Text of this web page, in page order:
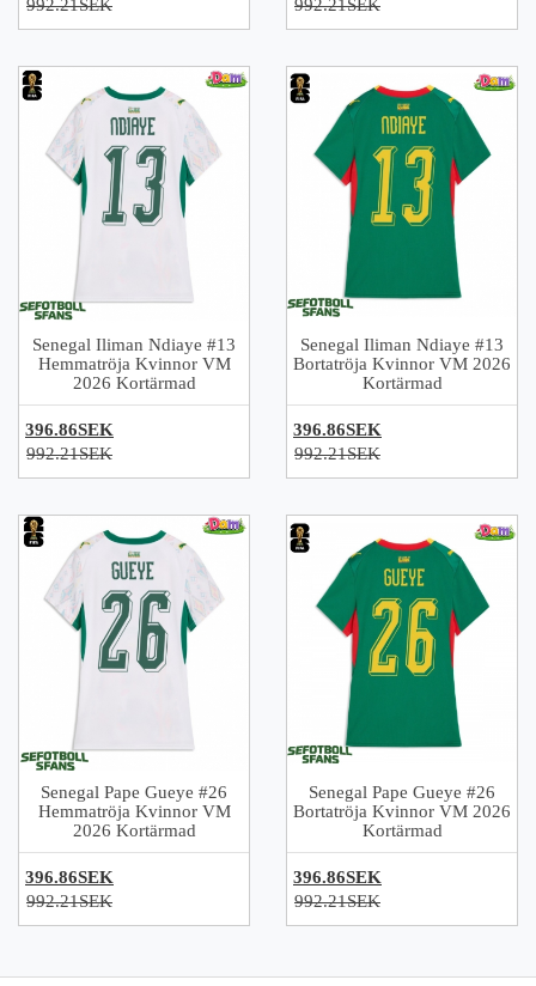
992.21SEK 992.21SEK
Senegal Iliman Ndiaye #13
Hemmatröja Kvinnor VM
2026 Kortärmad
396.86SEK
992.21SEK
Senegal Iliman Ndiaye #13
Bortatröja Kvinnor VM 2026
Kortärmad
396.86SEK
992.21SEK
Senegal Pape Gueye #26
Hemmatröja Kvinnor VM
2026 Kortärmad
396.86SEK
992.21SEK
Senegal Pape Gueye #26
Bortatröja Kvinnor VM 2026
Kortärmad
396.86SEK
992.21SEK